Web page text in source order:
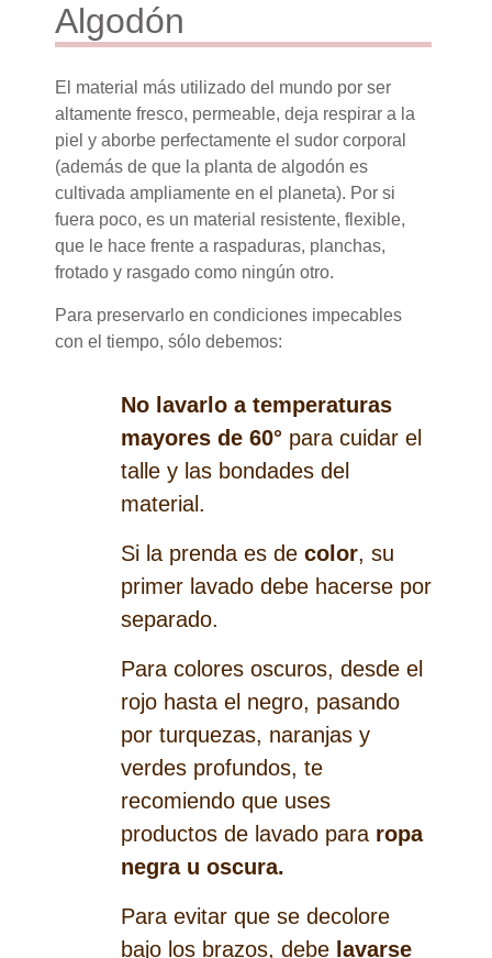
Algodón
El material más utilizado del mundo por ser
altamente fresco, permeable, deja respirar a la
piel y aborbe perfectamente el sudor corporal
(además de que la planta de algodón es
cultivada ampliamente en el planeta). Por si
fuera poco, es un material resistente, flexible,
que le hace frente a raspaduras, planchas,
frotado y rasgado como ningún otro.
Para preservarlo en condiciones impecables
con el tiempo, sólo debemos:
No lavarlo a temperaturas
mayores de 60° para cuidar el
talle y las bondades del
material.
Si la prenda es de color, su
primer lavado debe hacerse por
separado.
Para colores oscuros, desde el
rojo hasta el negro, pasando
por turquezas, naranjas y
verdes profundos, te
recomiendo que uses
productos de lavado para ropa
negra u oscura.
Para evitar que se decolore
bajo los brazos, debe lavarse